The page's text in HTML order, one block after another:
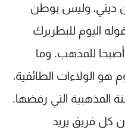
ديني، وليس بوطن
اليوم للبطريرك
أصبحا للمذهب. وما
هو الولاءات الطائفية،
المذهبية التي رفضها.
كل فريق يريد